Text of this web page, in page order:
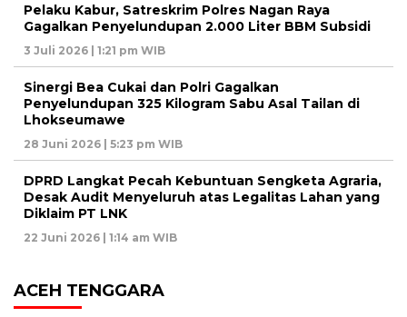
Pelaku Kabur, Satreskrim Polres Nagan Raya
Gagalkan Penyelundupan 2.000 Liter BBM Subsidi
3 Juli 2026 | 1:21 pm WIB
Sinergi Bea Cukai dan Polri Gagalkan
Penyelundupan 325 Kilogram Sabu Asal Tailan di
Lhokseumawe
28 Juni 2026 | 5:23 pm WIB
DPRD Langkat Pecah Kebuntuan Sengketa Agraria,
Desak Audit Menyeluruh atas Legalitas Lahan yang
Diklaim PT LNK
22 Juni 2026 | 1:14 am WIB
ACEH TENGGARA